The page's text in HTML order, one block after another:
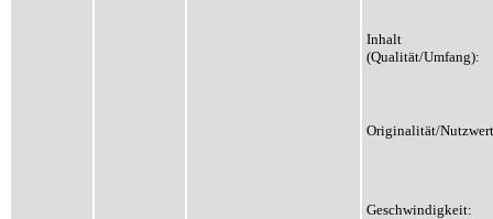
Inhalt
(Qualität/Umfang):
Originalität/
Geschwindigkeit: